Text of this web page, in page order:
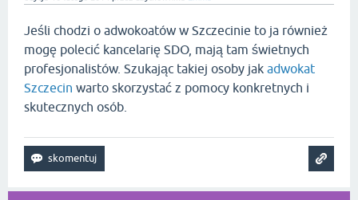
Jeśli chodzi o adwokoatów w Szczecinie to ja również
mogę polecić kancelarię SDO, mają tam świetnych
profesjonalistów. Szukając takiej osoby jak adwokat
Szczecin warto skorzystać z pomocy konkretnych i
skutecznych osób.